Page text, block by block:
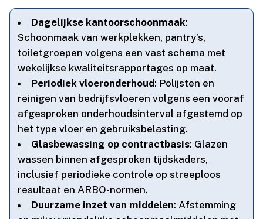
Dagelijkse kantoorschoonmaak:
Schoonmaak van werkplekken, pantry’s,
toiletgroepen volgens een vast schema met
wekelijkse kwaliteitsrapportages op maat.​
Periodiek vloeronderhoud: Polijsten en
reinigen van bedrijfsvloeren volgens een vooraf
afgesproken onderhoudsinterval afgestemd op
het type vloer en gebruiksbelasting.​
Glasbewassing op contractbasis: Glazen
wassen binnen afgesproken tijdskaders,
inclusief periodieke controle op streeploos
resultaat en ARBO-normen.​
Duurzame inzet van middelen: Afstemming